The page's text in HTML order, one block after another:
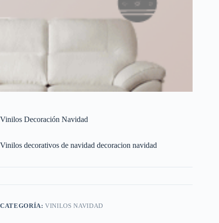
Vinilos Decoración Navidad
Vinilos decorativos de navidad decoracion navidad
CATEGORÍA:VINILOS NAVIDAD